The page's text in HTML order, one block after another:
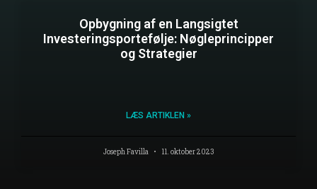
Opbygning af en Langsigtet
Investeringsportefølje: Nøgleprincipper
og Strategier
LÆS ARTIKLEN »
Joseph Favilla 11. oktober 2023